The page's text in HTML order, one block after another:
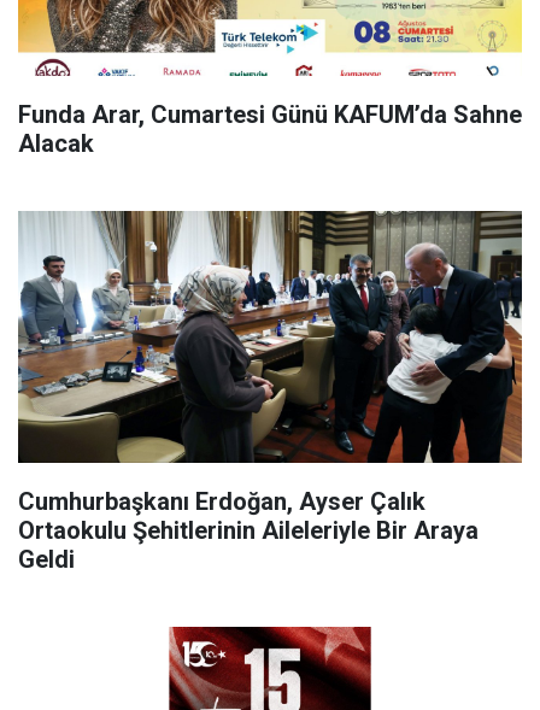
Funda Arar, Cumartesi Günü KAFUM’da Sahne
Alacak
Cumhurbaşkanı Erdoğan, Ayser Çalık
Ortaokulu Şehitlerinin Aileleriyle Bir Araya
Geldi